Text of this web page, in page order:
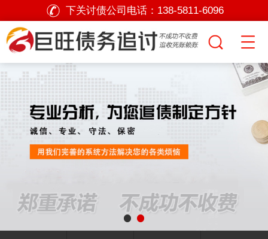
下关讨债公司电话： 138-5811-6096